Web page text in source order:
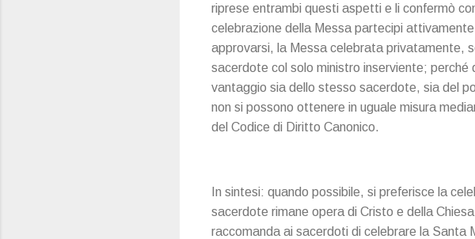
riprese entrambi questi aspetti e li confermò
celebrazione della Messa partecipi
approvarsi, la Messa celebrata privatamente,
sacerdote col solo ministro inserviente;
vantaggio sia dello stesso sacerdote, sia del
non si possono ottenere in uguale misura
del Codice di Diritto Canonico.
In sintesi: quando possibile, si preferisce la
sacerdote rimane opera di Cristo e della
raccomanda ai sacerdoti di celebrare la Santa